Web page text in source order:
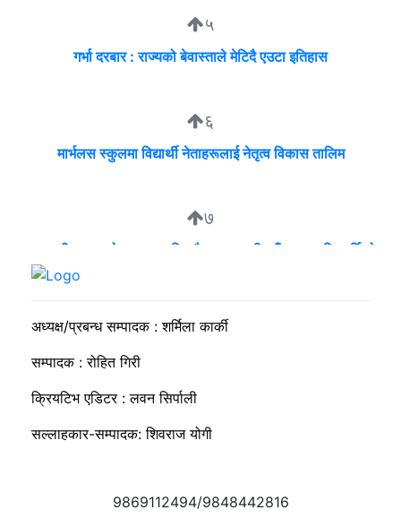
५
गर्भा दरबार : राज्यको बेवास्ताले मेटिदै एउटा इतिहास
६
मार्भलस स्कुलमा विद्यार्थी नेताहरूलाई नेतृत्व विकास तालिम
७
व्यवसायी मुन्दडाको घरमा एकाबिहानै खानतलासी, पाँच घन्टापछि फर्कियो
अध्यक्ष/प्रबन्ध सम्पादक : शर्मिला कार्की
सम्पादक : रोहित गिरी
क्रियटिभ एडिटर : लवन सिर्पाली
सल्लाहकार-सम्पादक: शिवराज योगी
9869112494/9848442816